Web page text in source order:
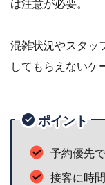
は注意が必要。
混雑状況やスタッ
してもらえないケ
ポイント
予約優先
接客に時